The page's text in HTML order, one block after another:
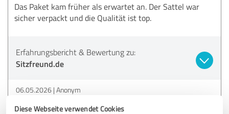
Diese Webseite verwendet Cookies
Das Paket kam früher als erwartet an. Der Sattel war
sicher verpackt und die Qualität ist top.
Erfahrungsbericht & Bewertung zu:
Sitzfreund.de
06.05.2026 Anonym